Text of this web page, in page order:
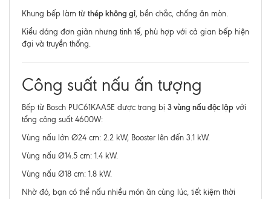
Khung bếp làm từ thép không gỉ, bền chắc, chống ăn mòn.
Kiểu dáng đơn giản nhưng tinh tế, phù hợp với cả gian bếp hiện
đại và truyền thống.
Công suất nấu ấn tượng
Bếp từ Bosch PUC61KAA5E được trang bị 3 vùng nấu độc lập với
tổng công suất 4600W:
Vùng nấu lớn Ø24 cm: 2.2 kW, Booster lên đến 3.1 kW.
Vùng nấu Ø14.5 cm: 1.4 kW.
Vùng nấu Ø18 cm: 1.8 kW.
Nhờ đó, bạn có thể nấu nhiều món ăn cùng lúc, tiết kiệm thời